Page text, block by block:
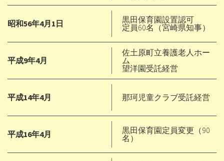
昭和56年4月1日
黒田保育園設置認可
定員60名（宮崎県知事）
平成9年4月
佐土原町立養護老人ホー
ム
望洋園受託経営
平成14年4月 那珂児童クラブ受託経営
平成16年4月
黒田保育園定員変更（90
名）